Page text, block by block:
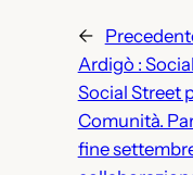
←
Ardigò :
Social Street
Comunità.
fine